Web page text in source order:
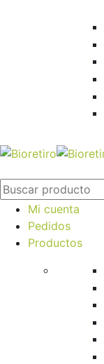
Mi cuenta
Pedidos
Productos